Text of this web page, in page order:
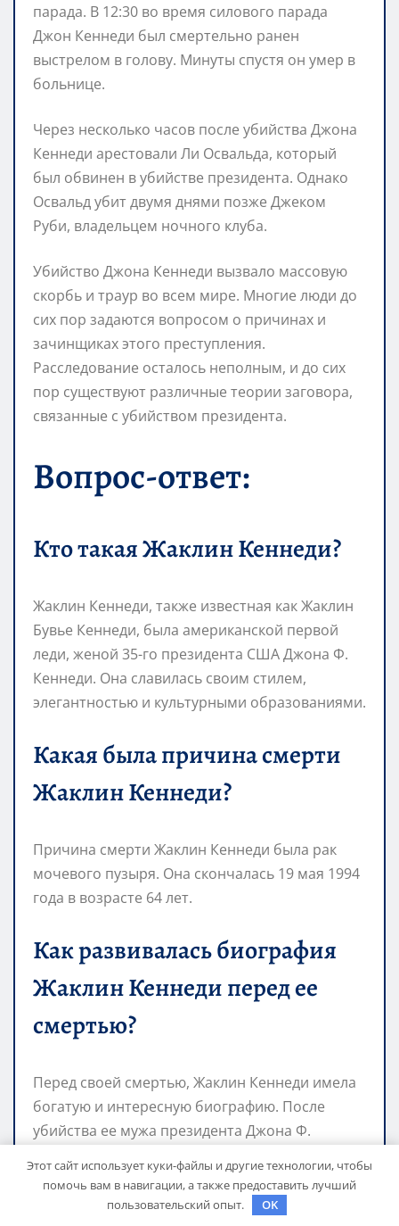
парада. В 12:30 во время силового парада
Джон Кеннеди был смертельно ранен
выстрелом в голову. Минуты спустя он умер в
больнице.
Через несколько часов после убийства Джона
Кеннеди арестовали Ли Освальда, который
был обвинен в убийстве президента. Однако
Освальд убит двумя днями позже Джеком
Руби, владельцем ночного клуба.
Убийство Джона Кеннеди вызвало массовую
скорбь и траур во всем мире. Многие люди до
сих пор задаются вопросом о причинах и
зачинщиках этого преступления.
Расследование осталось неполным, и до сих
пор существуют различные теории заговора,
связанные с убийством президента.
Вопрос-ответ:
Кто такая Жаклин Кеннеди?
Жаклин Кеннеди, также известная как Жаклин
Бувье Кеннеди, была американской первой
леди, женой 35-го президента США Джона Ф.
Кеннеди. Она славилась своим стилем,
элегантностью и культурными образованиями.
Какая была причина смерти
Жаклин Кеннеди?
Причина смерти Жаклин Кеннеди была рак
мочевого пузыря. Она скончалась 19 мая 1994
года в возрасте 64 лет.
Как развивалась биография
Жаклин Кеннеди перед ее
смертью?
Перед своей смертью, Жаклин Кеннеди имела
богатую и интересную биографию. После
убийства ее мужа президента Джона Ф.
издательстве Doubleday и написала несколько
книг. Она также была замужем за греческим
Этот сайт использует куки-файлы и другие технологии, чтобы
помочь вам в навигации, а также предоставить лучший
пользовательский опыт.
OK